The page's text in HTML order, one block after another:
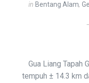
in Bentang Alam,
Gua Liang Tapah
tempuh ± 14.3 km